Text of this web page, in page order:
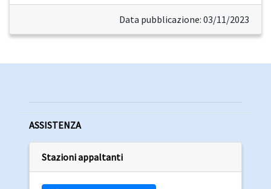
Data pubblicazione: 03/11/2023
ASSISTENZA
Stazioni appaltanti